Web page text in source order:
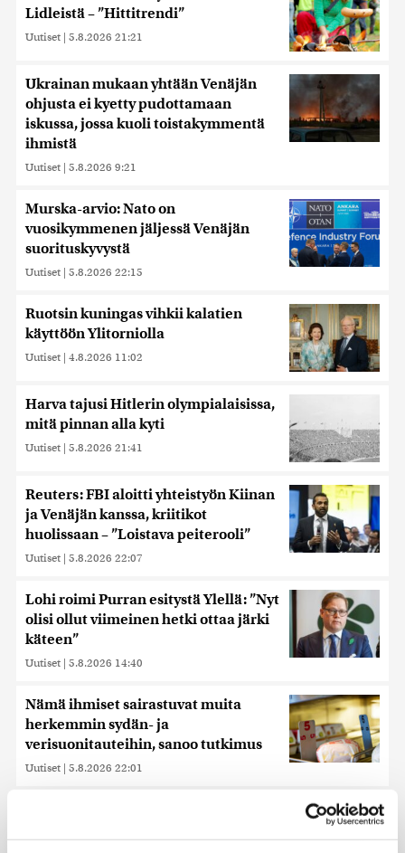
Lidleistä – ”Hittitrendi”
Uutiset | 5.8.2026 21:21
Ukrainan mukaan yhtään Venäjän
ohjusta ei kyetty pudottamaan
iskussa, jossa kuoli toistakymmentä
ihmistä
Uutiset | 5.8.2026 9:21
Murska-arvio: Nato on
vuosikymmenen jäljessä Venäjän
suorituskyvystä
Uutiset | 5.8.2026 22:15
Ruotsin kuningas vihkii kalatien
käyttöön Ylitorniolla
Uutiset | 4.8.2026 11:02
Harva tajusi Hitlerin olympialaisissa,
mitä pinnan alla kyti
Uutiset | 5.8.2026 21:41
Reuters: FBI aloitti yhteistyön Kiinan
ja Venäjän kanssa, kriitikot
huolissaan – ”Loistava peiterooli”
Uutiset | 5.8.2026 22:07
Lohi roimi Purran esitystä Ylellä: ”Nyt
olisi ollut viimeinen hetki ottaa järki
käteen”
Uutiset | 5.8.2026 14:40
Nämä ihmiset sairastuvat muita
herkemmin sydän- ja
verisuonitauteihin, sanoo tutkimus
Uutiset | 5.8.2026 22:01